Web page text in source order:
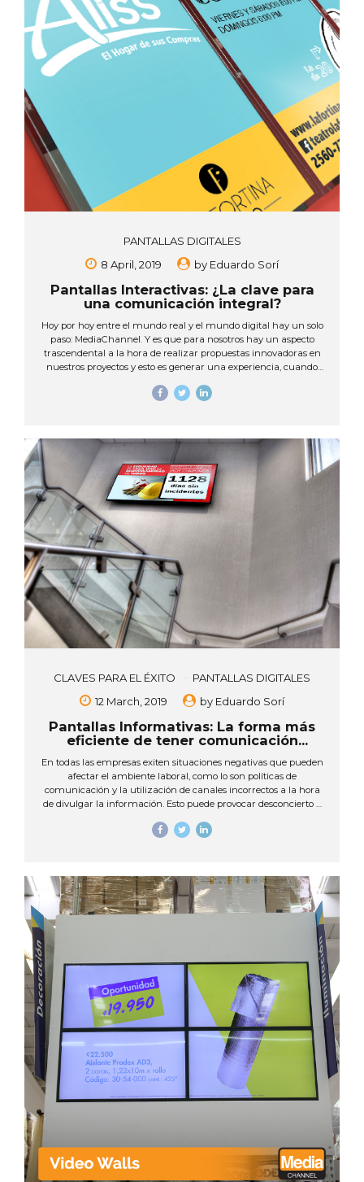
PANTALLAS DIGITALES
8 April, 2019
by Eduardo Sorí
Pantallas Interactivas: ¿La clave para
una comunicación integral?
Hoy por hoy entre el mundo real y el mundo digital hay un solo
paso: MediaChannel. Y es que para nosotros hay un aspecto
trascendental a la hora de realizar propuestas innovadoras en
nuestros proyectos y esto es generar una experiencia, cuando
una información completa, oportuna y eficaz, creando una
momento y cada necesidad, ofreciendo una respuesta en
tiempo real a sus consultas,...
CLAVES PARA EL ÉXITO
PANTALLAS DIGITALES
12 March, 2019
by Eduardo Sorí
Pantallas Informativas: La forma más
eficiente de tener comunicación
En todas las empresas exiten situaciones negativas que pueden
afectar el ambiente laboral, como lo son políticas de
comunicación y la utilización de canales incorrectos a la hora
de divulgar la información. Esto puede provocar desconcierto y
errores. Como es ya conocido, la comunicación interna
inconvenientes. Muchas veces las empresas dan por hecho que
cuentan con una comunicación interna eficiente ya que día...